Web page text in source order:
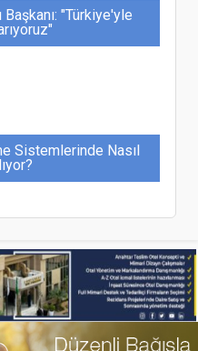
"Türkiye'yle
Sistemlerinde Nasıl
Gençlik Parkı’nda
Açtı